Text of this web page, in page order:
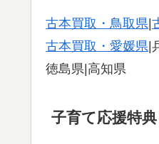
古本買取・鳥取県
古本買取・愛媛県 |
徳島県|高知県
子育て応援特典